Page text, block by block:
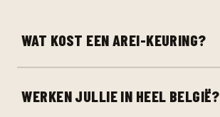
WAT KOST EEN AREI-KEURING?
WERKEN JULLIE IN HEEL BELGIË?